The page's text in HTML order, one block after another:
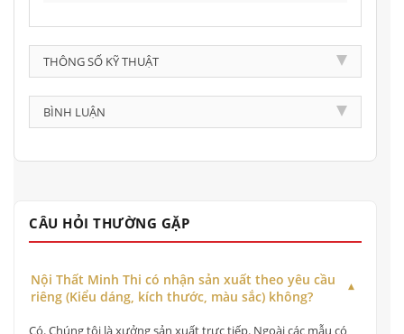
THÔNG SỐ KỸ THUẬT
BÌNH LUẬN
CÂU HỎI THƯỜNG GẶP
Nội Thất Minh Thi có nhận sản xuất theo yêu cầu
riêng (Kiểu dáng, kích thước, màu sắc) không?
Có. Chúng tôi là xưởng sản xuất trực tiếp. Ngoài các mẫu có